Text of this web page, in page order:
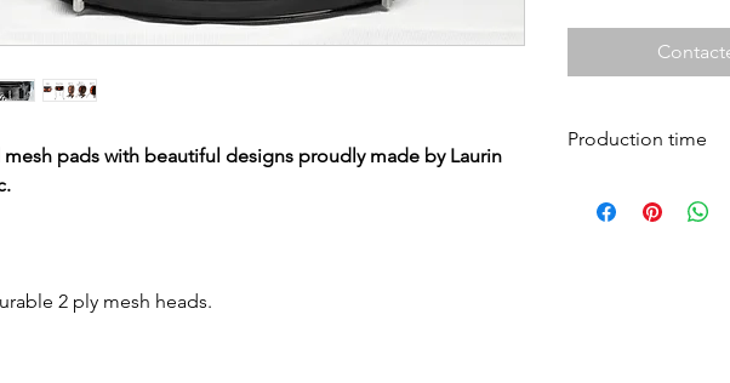
Si le montant affiché est $9,999.00, SVP nous contacter pour
pads with beautiful designs proudly made by Laurin
2 ply mesh heads.
Production time
days and shipped